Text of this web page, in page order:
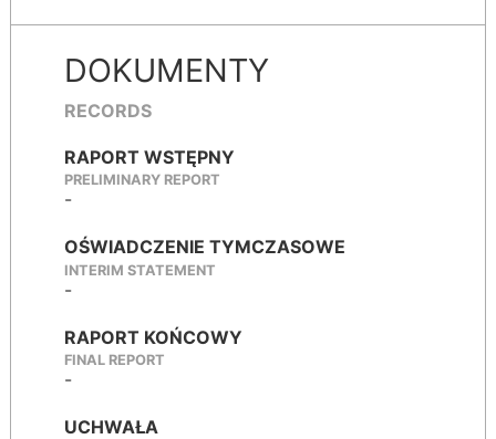
DOKUMENTY
RECORDS
RAPORT WSTĘPNY
PRELIMINARY REPORT
-
OŚWIADCZENIE TYMCZASOWE
INTERIM STATEMENT
-
RAPORT KOŃCOWY
FINAL REPORT
-
UCHWAŁA